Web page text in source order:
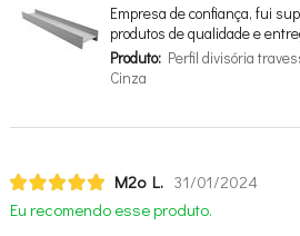
Empresa de confiança, fui
produtos de qualidade e
Produto:Perfil divisória
Cinza
M2o L. 31/01/2024
Eu recomendo esse produto.